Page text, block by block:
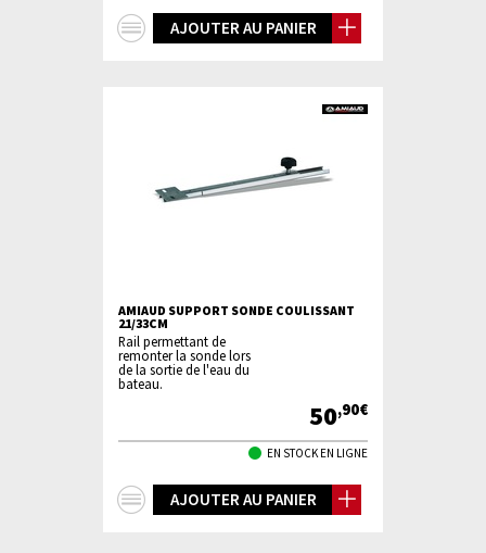
AJOUTER AU PANIER
AMIAUD SUPPORT SONDE COULISSANT
21/33CM
Rail permettant de
remonter la sonde lors
de la sortie de l'eau du
bateau.
50,90€
EN STOCK EN LIGNE
AJOUTER AU PANIER